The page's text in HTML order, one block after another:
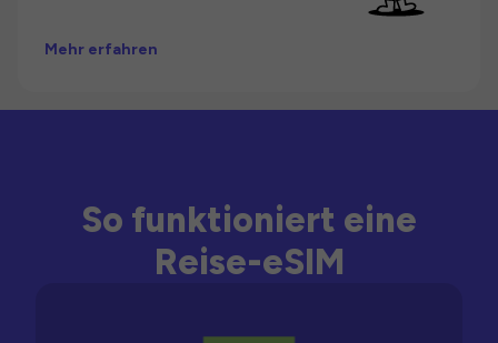
Mehr erfahren
So funktioniert eine
Reise-eSIM